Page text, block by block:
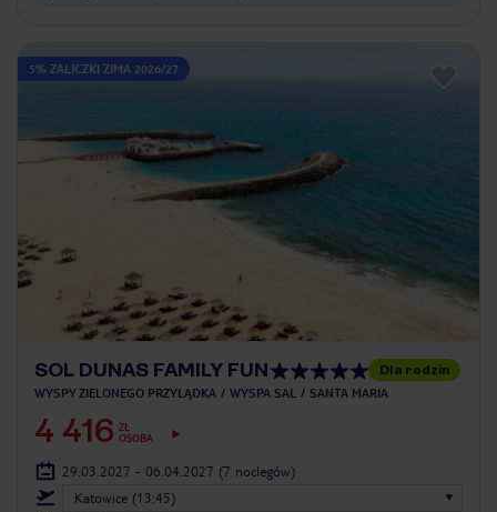
5% ZALICZKI ZIMA 2026/27
SOL DUNAS FAMILY FUN Dla rodzin
WYSPY ZIELONEGO PRZYLĄDKA WYSPA SAL SANTA MARIA
4 416 ZŁ
OSOBA
29.03.2027 - 06.04.2027 (7 noclegów)
Katowice (13:45)